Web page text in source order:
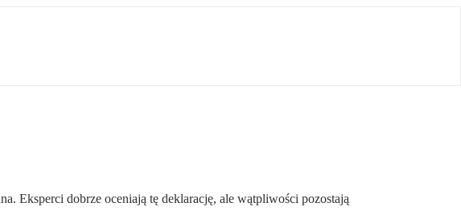
Eksperci dobrze oceniają tę deklarację, ale wątpliwości pozostają